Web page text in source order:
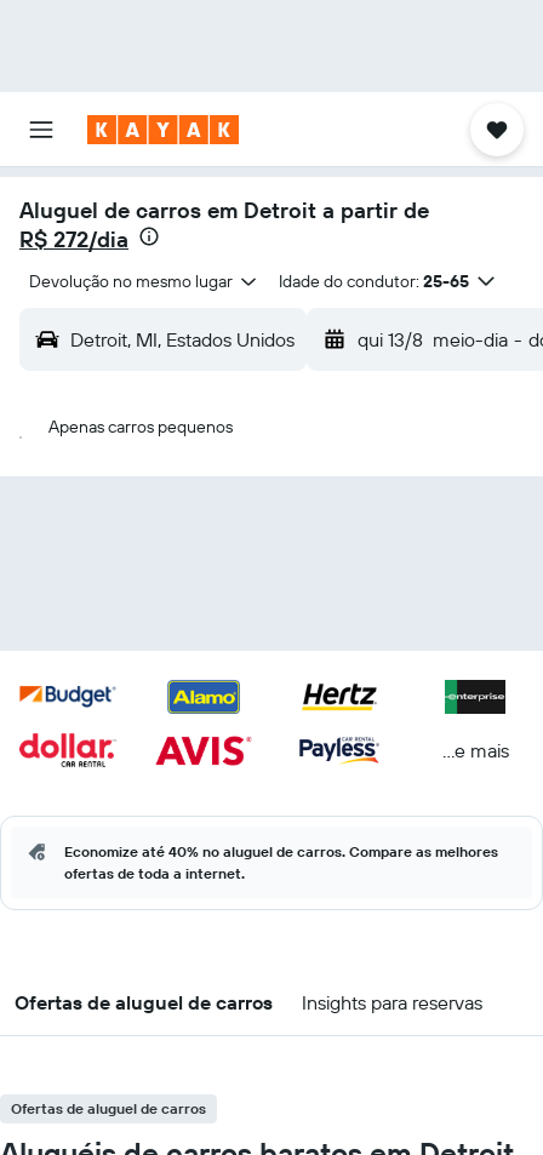
Aluguel de carros em Detroit a partir de
R$ 272/dia
Devolução no mesmo lugar Idade do condutor: 25-65
Detroit, MI, Estados Unidos qui 13/8 meio-dia -
Apenas carros pequenos
...e mais
Economize até 40% no aluguel de carros. Compare as melhores
ofertas de toda a internet.
Ofertas de aluguel de carros Insights para reservas
Ofertas de aluguel de carros